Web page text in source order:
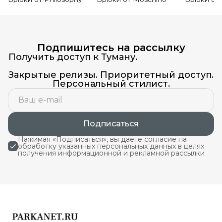
Подпишитесь на рассылку
Получить доступ к Туману.
Закрытые релизы. Приоритетный доступ.
Персональный стилист.
Подписаться
Нажимая «Подписаться», вы даете согласие на
обработку указанных персональных данных в целях
получения информационной и рекламной рассылки